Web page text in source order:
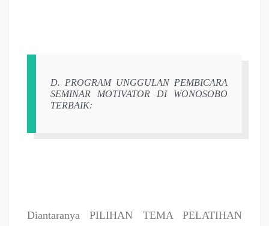
D. PROGRAM UNGGULAN PEMBICARA
SEMINAR MOTIVATOR DI WONOSOBO
TERBAIK:
Diantaranya PILIHAN TEMA PELATIHAN